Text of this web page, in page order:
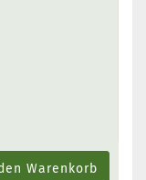
Warenkorb